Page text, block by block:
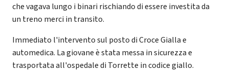
che vagava lungo i binari rischiando di essere investita da
un treno merci in transito.
Immediato l'intervento sul posto di Croce Gialla e
automedica. La giovane è stata messa in sicurezza e
trasportata all'ospedale di Torrette in codice giallo.